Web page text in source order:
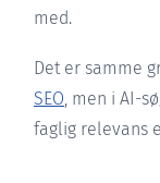
med.
Det er samme
SEO, men i AI-
faglig relevans